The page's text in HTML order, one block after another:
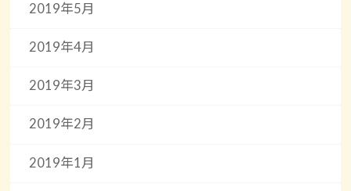
2019年5月
2019年4月
2019年3月
2019年2月
2019年1月